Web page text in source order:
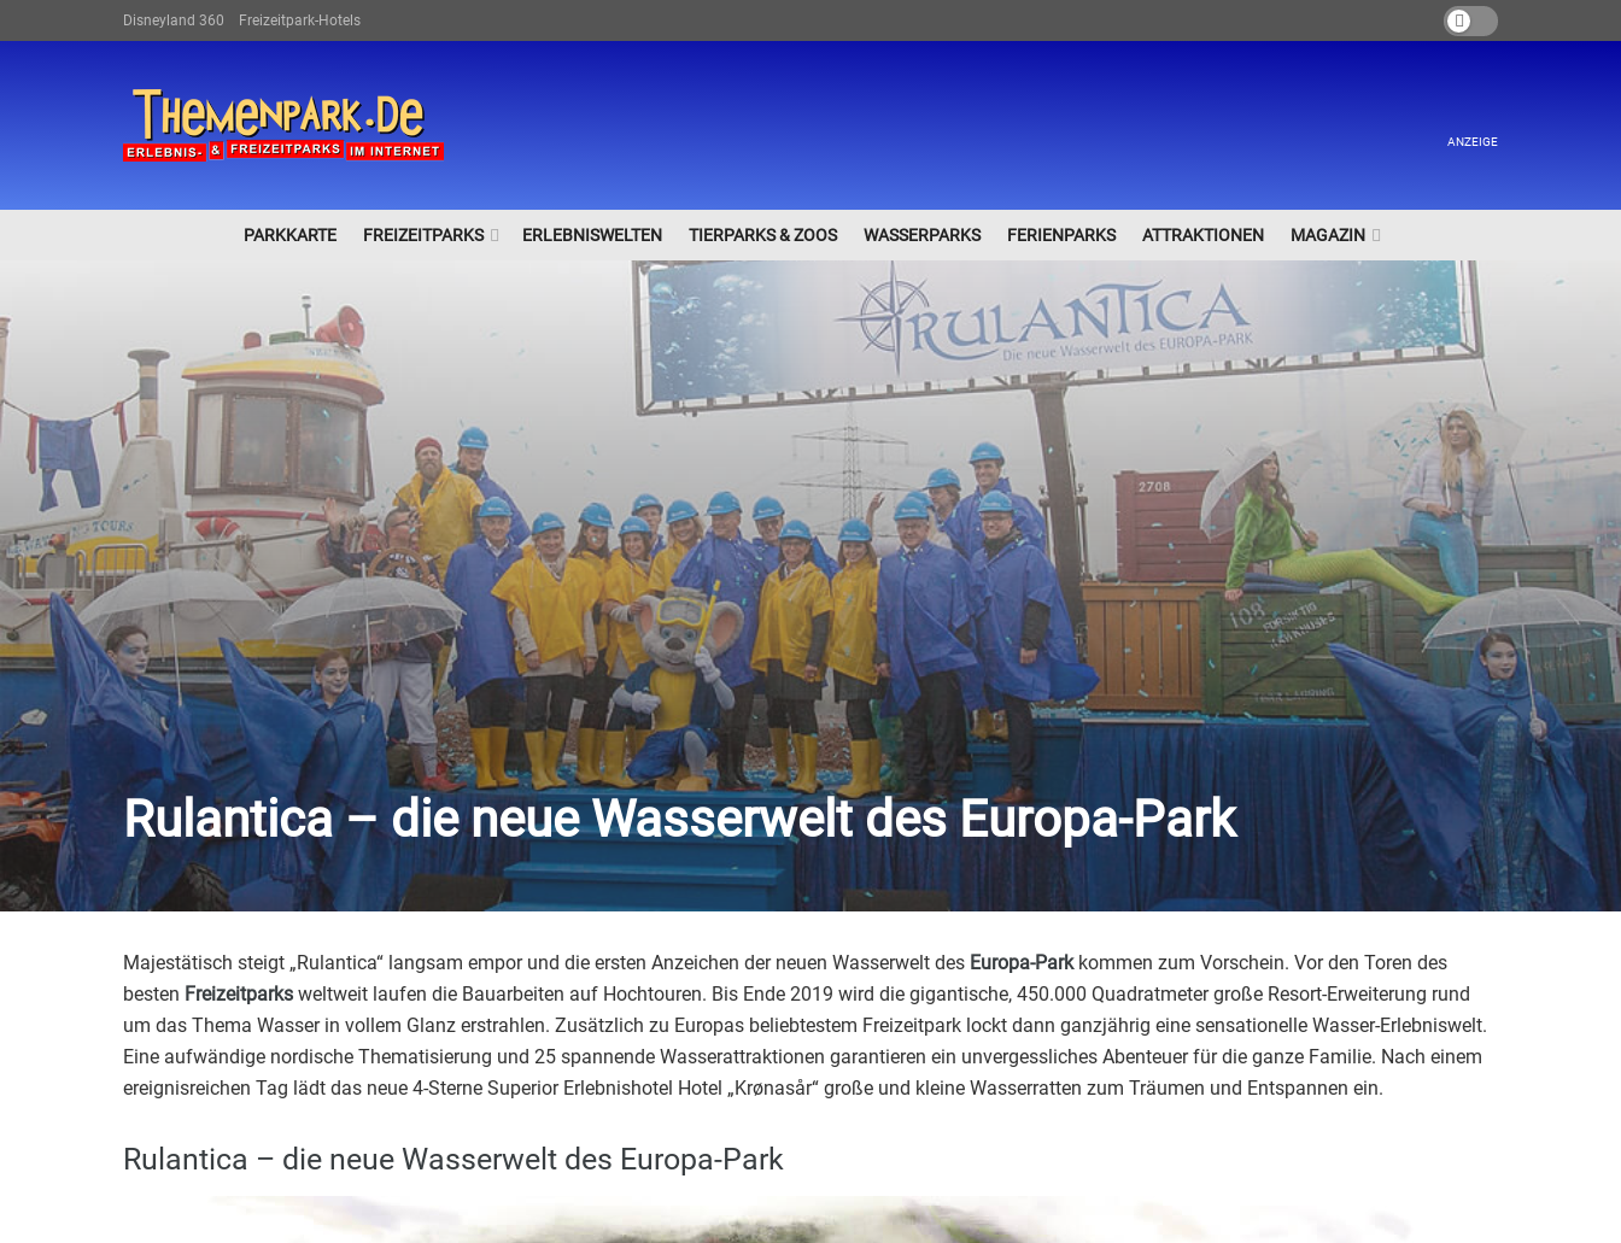
Disneyland 360 Freizeitpark-Hotels
ANZEIGE
PARKKARTE FREIZEITPARKS ERLEBNISWELTEN TIERPARKS & ZOOS WASSERPARKS FERIENPARKS ATTRAKTIONEN MAGAZIN
Rulantica – die neue Wasserwelt des Europa-Park
Majestätisch steigt „Rulantica“ langsam empor und die ersten Anzeichen der neuen Wasserwelt des Europa-Parkkommen zum Vorschein. Vor den Toren des
besten Freizeitparks weltweit laufen die Bauarbeiten auf Hochtouren. Bis Ende 2019 wird die gigantische, 450.000 Quadratmeter große Resort-Erweiterung rund
um das Thema Wasser in vollem Glanz erstrahlen. Zusätzlich zu Europas beliebtestem Freizeitpark lockt dann ganzjährig eine sensationelle Wasser-Erlebniswelt.
Eine aufwändige nordische Thematisierung und 25 spannende Wasserattraktionen garantieren ein unvergessliches Abenteuer für die ganze Familie. Nach einem
ereignisreichen Tag lädt das neue 4-Sterne Superior Erlebnishotel Hotel „Krønasår“ große und kleine Wasserratten zum Träumen und Entspannen ein.
Rulantica – die neue Wasserwelt des Europa-Park